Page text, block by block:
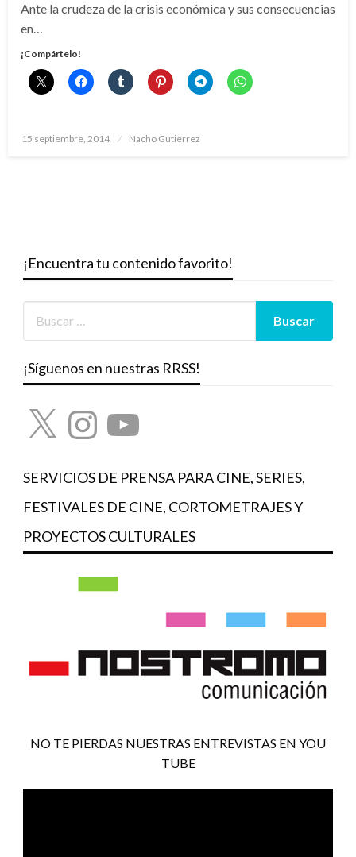
Ante la crudeza de la crisis económica y sus consecuencias
en…
¡Compártelo!
Publicado
15 septiembre, 2014 Nacho Gutierrez
¡Encuentra tu contenido favorito!
¡Síguenos en nuestras RRSS!
X InstagramYouTube
SERVICIOS DE PRENSA PARA CINE, SERIES,
FESTIVALES DE CINE, CORTOMETRAJES Y
PROYECTOS CULTURALES
NO TE PIERDAS NUESTRAS ENTREVISTAS EN YOU
TUBE